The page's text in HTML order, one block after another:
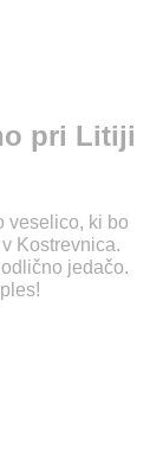
pri Litiji
veselico, ki bo
Kostrevnica.
jedačo.